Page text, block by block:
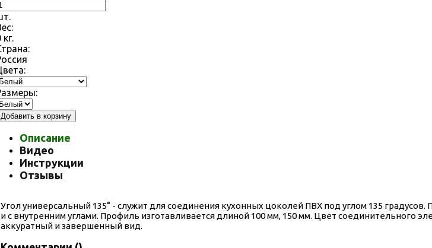
кг.
Добавить в корзину
Описание
Видео
Инструкции
Отзывы
Угол универсальный 135° - служит для соединения кухонных цоколей ПВХ под углом 135
и с внутренним углами. Профиль изготавливается длиной 100 мм, 150 мм. Цвет соединительного
аккуратный и завершенный вид.